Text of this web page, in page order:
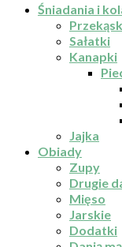
Śniadania i
Sałatki
Kanapki
Jajka
Obiady
Zupy
Drugie
Mięso
Jarskie
Dodatki